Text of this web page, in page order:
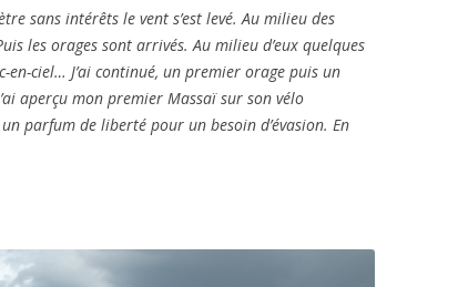
sans intérêts le vent s’est levé. Au milieu des
les orages sont arrivés. Au milieu d’eux quelques
ciel… J’ai continué, un premier orage puis un
aperçu mon premier Massaï sur son vélo
parfum de liberté pour un besoin d’évasion. En